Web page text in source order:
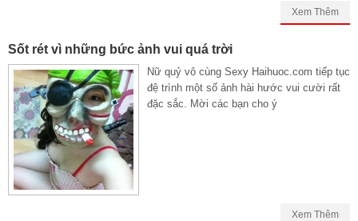
Xem Thêm
Sốt rét vì những bức ảnh vui quá trời
Nữ quỷ vô cùng Sexy Haihuoc.com tiếp tục
đệ trình một số ảnh hài hước vui cười rất
đặc sắc. Mời các bạn cho ý
Xem Thêm